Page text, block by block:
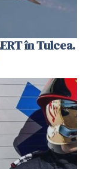
în Tulcea.